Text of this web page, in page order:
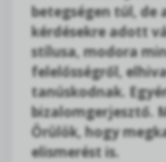
betegségen túl, de
kérdésekre adott
stílusa, modora
felelősségről,
tanúskodnak.
bizalomgerjesztő.
Örülök, hogy
elismerést is.